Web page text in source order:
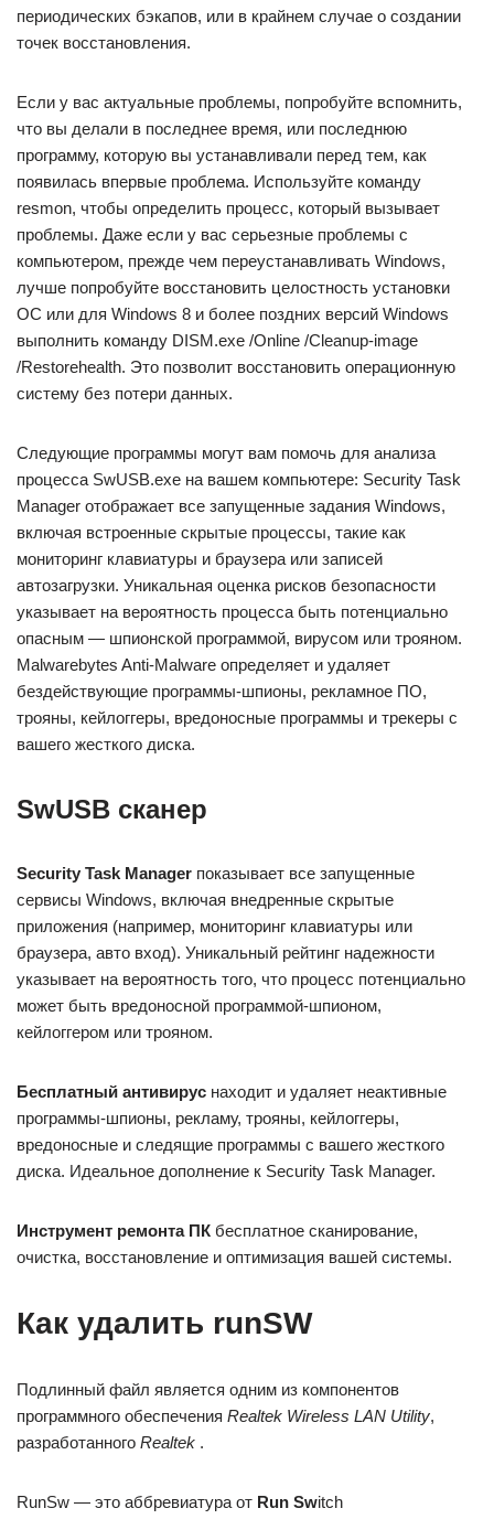
периодических бэкапов, или в крайнем случае о создании
точек восстановления.
Если у вас актуальные проблемы, попробуйте вспомнить,
что вы делали в последнее время, или последнюю
программу, которую вы устанавливали перед тем, как
появилась впервые проблема. Используйте команду
resmon, чтобы определить процесс, который вызывает
проблемы. Даже если у вас серьезные проблемы с
компьютером, прежде чем переустанавливать Windows,
лучше попробуйте восстановить целостность установки
ОС или для Windows 8 и более поздних версий Windows
выполнить команду DISM.exe /Online /Cleanup-image
/Restorehealth. Это позволит восстановить операционную
систему без потери данных.
Следующие программы могут вам помочь для анализа
процесса SwUSB.exe на вашем компьютере: Security Task
Manager отображает все запущенные задания Windows,
включая встроенные скрытые процессы, такие как
мониторинг клавиатуры и браузера или записей
автозагрузки. Уникальная оценка рисков безопасности
указывает на вероятность процесса быть потенциально
опасным — шпионской программой, вирусом или трояном.
Malwarebytes Anti-Malware определяет и удаляет
бездействующие программы-шпионы, рекламное ПО,
трояны, кейлоггеры, вредоносные программы и трекеры с
вашего жесткого диска.
SwUSB сканер
Security Task Manager показывает все запущенные
сервисы Windows, включая внедренные скрытые
приложения (например, мониторинг клавиатуры или
браузера, авто вход). Уникальный рейтинг надежности
указывает на вероятность того, что процесс потенциально
может быть вредоносной программой-шпионом,
кейлоггером или трояном.
Бесплатный aнтивирус находит и удаляет неактивные
программы-шпионы, рекламу, трояны, кейлоггеры,
вредоносные и следящие программы с вашего жесткого
диска. Идеальное дополнение к Security Task Manager.
Инструмент ремонта ПК бесплатное сканирование,
очистка, восстановление и оптимизация вашей системы.
Как удалить runSW
Подлинный файл является одним из компонентов
программного обеспечения Realtek Wireless LAN Utility,
разработанного Realtek .
RunSw — это аббревиатура от Run Switch